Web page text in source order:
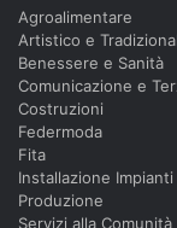
Agroalimentare
Artistico e
Benessere e Sanità
Comunicazione e
Costruzioni
Federmoda
Fita
Installazione Impianti
Produzione
Servizi alla Comunità